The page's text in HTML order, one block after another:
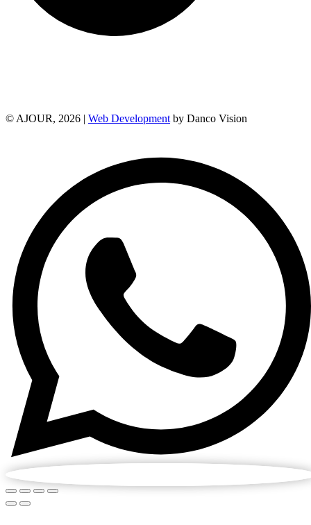
© AJOUR, 2026 | Web Development by Danco Vision